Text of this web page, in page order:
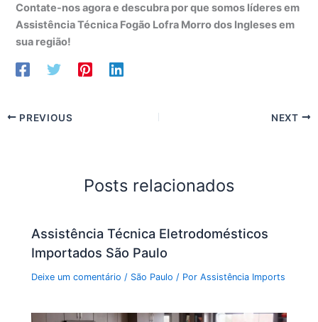
Contate-nos agora e descubra por que somos líderes em
Assistência Técnica Fogão Lofra Morro dos Ingleses em
sua região!
PREVIOUS NEXT
Posts relacionados
Assistência Técnica Eletrodomésticos
Importados São Paulo
Deixe um comentário / São Paulo / PorAssistência Imports